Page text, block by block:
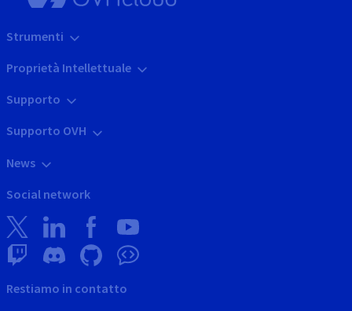
Strumenti
Proprietà Intellettuale
Supporto
Supporto OVH
News
Social network
Restiamo in contatto